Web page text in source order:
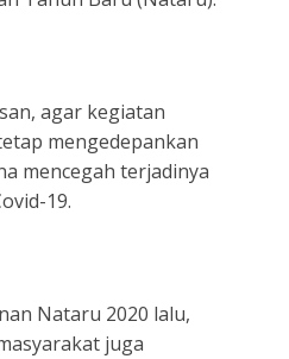
agar kegiatan
mengedepankan
mencegah terjadinya
19.
Nataru 2020 lalu,
juga